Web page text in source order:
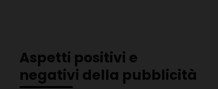
Aspetti positivi e
negativi della pubblicità